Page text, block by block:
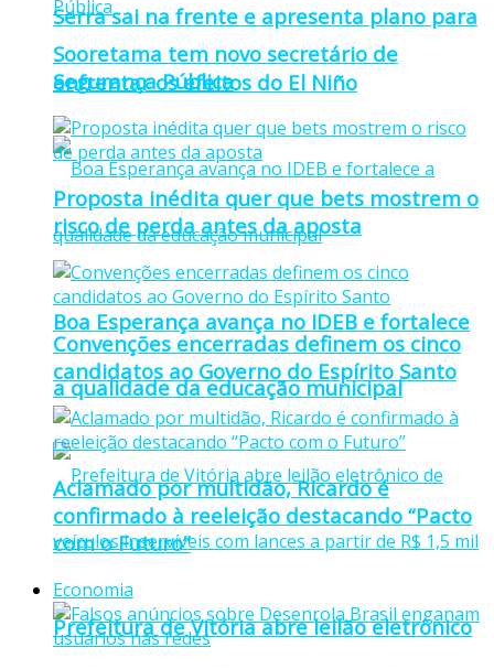
Serra sai na frente e apresenta plano para
enfrentar os efeitos do El Niño
Boa Esperança avança no IDEB e fortalece
a qualidade da educação municipal
Prefeitura de Vitória abre leilão eletrônico
Sooretama tem novo secretário de
Segurança Pública
Proposta inédita quer que bets mostrem o
risco de perda antes da aposta
Convenções encerradas definem os cinco
candidatos ao Governo do Espírito Santo
Aclamado por multidão, Ricardo é
confirmado à reeleição destacando “Pacto
com o Futuro”
Economia